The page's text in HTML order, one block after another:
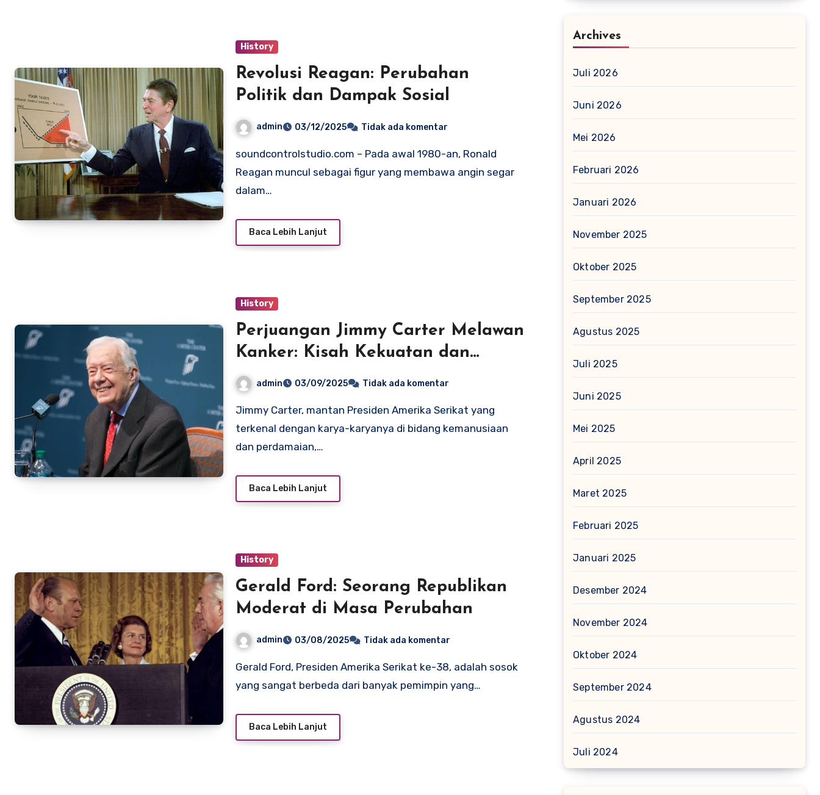
History
Revolusi Reagan: Perubahan
Politik dan Dampak Sosial
admin 03/12/2025 Tidak ada komentar
soundcontrolstudio.com – Pada awal 1980-an, Ronald
Reagan muncul sebagai figur yang membawa angin segar
dalam…
Baca Lebih Lanjut
History
Perjuangan Jimmy Carter Melawan
Kanker: Kisah Kekuatan dan
Bertahan Hidup
admin 03/09/2025 Tidak ada komentar
Jimmy Carter, mantan Presiden Amerika Serikat yang
terkenal dengan karya-karyanya di bidang kemanusiaan
dan perdamaian,…
Baca Lebih Lanjut
History
Gerald Ford: Seorang Republikan
Moderat di Masa Perubahan
admin 03/08/2025 Tidak ada komentar
Gerald Ford, Presiden Amerika Serikat ke-38, adalah sosok
yang sangat berbeda dari banyak pemimpin yang…
Baca Lebih Lanjut
Archives
Juli 2026
Juni 2026
Mei 2026
Februari 2026
Januari 2026
November 2025
Oktober 2025
September 2025
Agustus 2025
Juli 2025
Juni 2025
Mei 2025
April 2025
Maret 2025
Februari 2025
Januari 2025
Desember 2024
November 2024
Oktober 2024
September 2024
Agustus 2024
Juli 2024